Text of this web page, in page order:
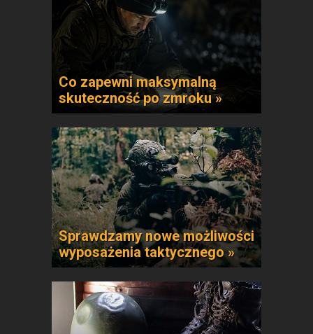
Co zapewni maksymalną
skuteczność po zmroku »
Sprawdzamy nowe możliwości
wyposażenia taktycznego »